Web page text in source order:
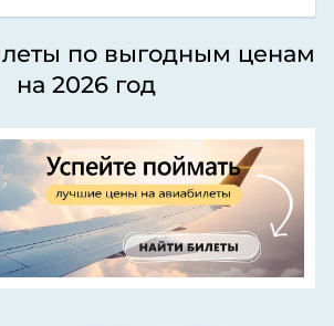
по выгодным ценам
на 2026 год